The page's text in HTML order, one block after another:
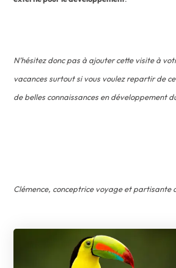
N’hésitez donc pas à ajouter cette visite à
vacances surtout si vous voulez repartir de
de belles connaissances en développement
Clémence, conceptrice voyage et partisante